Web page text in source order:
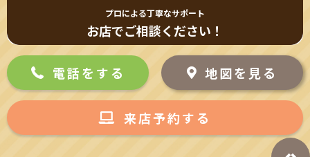
プロによる丁寧なサポート
お店でご相談ください！
地図を見る
電話をする
来店予約する